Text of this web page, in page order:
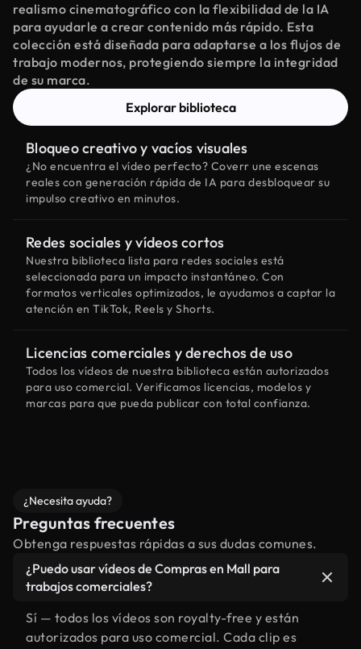
realismo cinematográfico con la flexibilidad de la IA
para ayudarle a crear contenido más rápido. Esta
colección está diseñada para adaptarse a los flujos de
trabajo modernos, protegiendo siempre la integridad
de su marca.
Explorar biblioteca
Bloqueo creativo y vacíos visuales
¿No encuentra el vídeo perfecto? Coverr une escenas
reales con generación rápida de IA para desbloquear su
impulso creativo en minutos.
Redes sociales y vídeos cortos
Nuestra biblioteca lista para redes sociales está
seleccionada para un impacto instantáneo. Con
formatos verticales optimizados, le ayudamos a captar la
atención en TikTok, Reels y Shorts.
Licencias comerciales y derechos de uso
Todos los vídeos de nuestra biblioteca están autorizados
para uso comercial. Verificamos licencias, modelos y
marcas para que pueda publicar con total confianza.
¿Necesita ayuda?
Preguntas frecuentes
Obtenga respuestas rápidas a sus dudas comunes.
¿Puedo usar vídeos de Compras en Mall para
trabajos comerciales?
Sí — todos los vídeos son royalty-free y están
autorizados para uso comercial. Cada clip es